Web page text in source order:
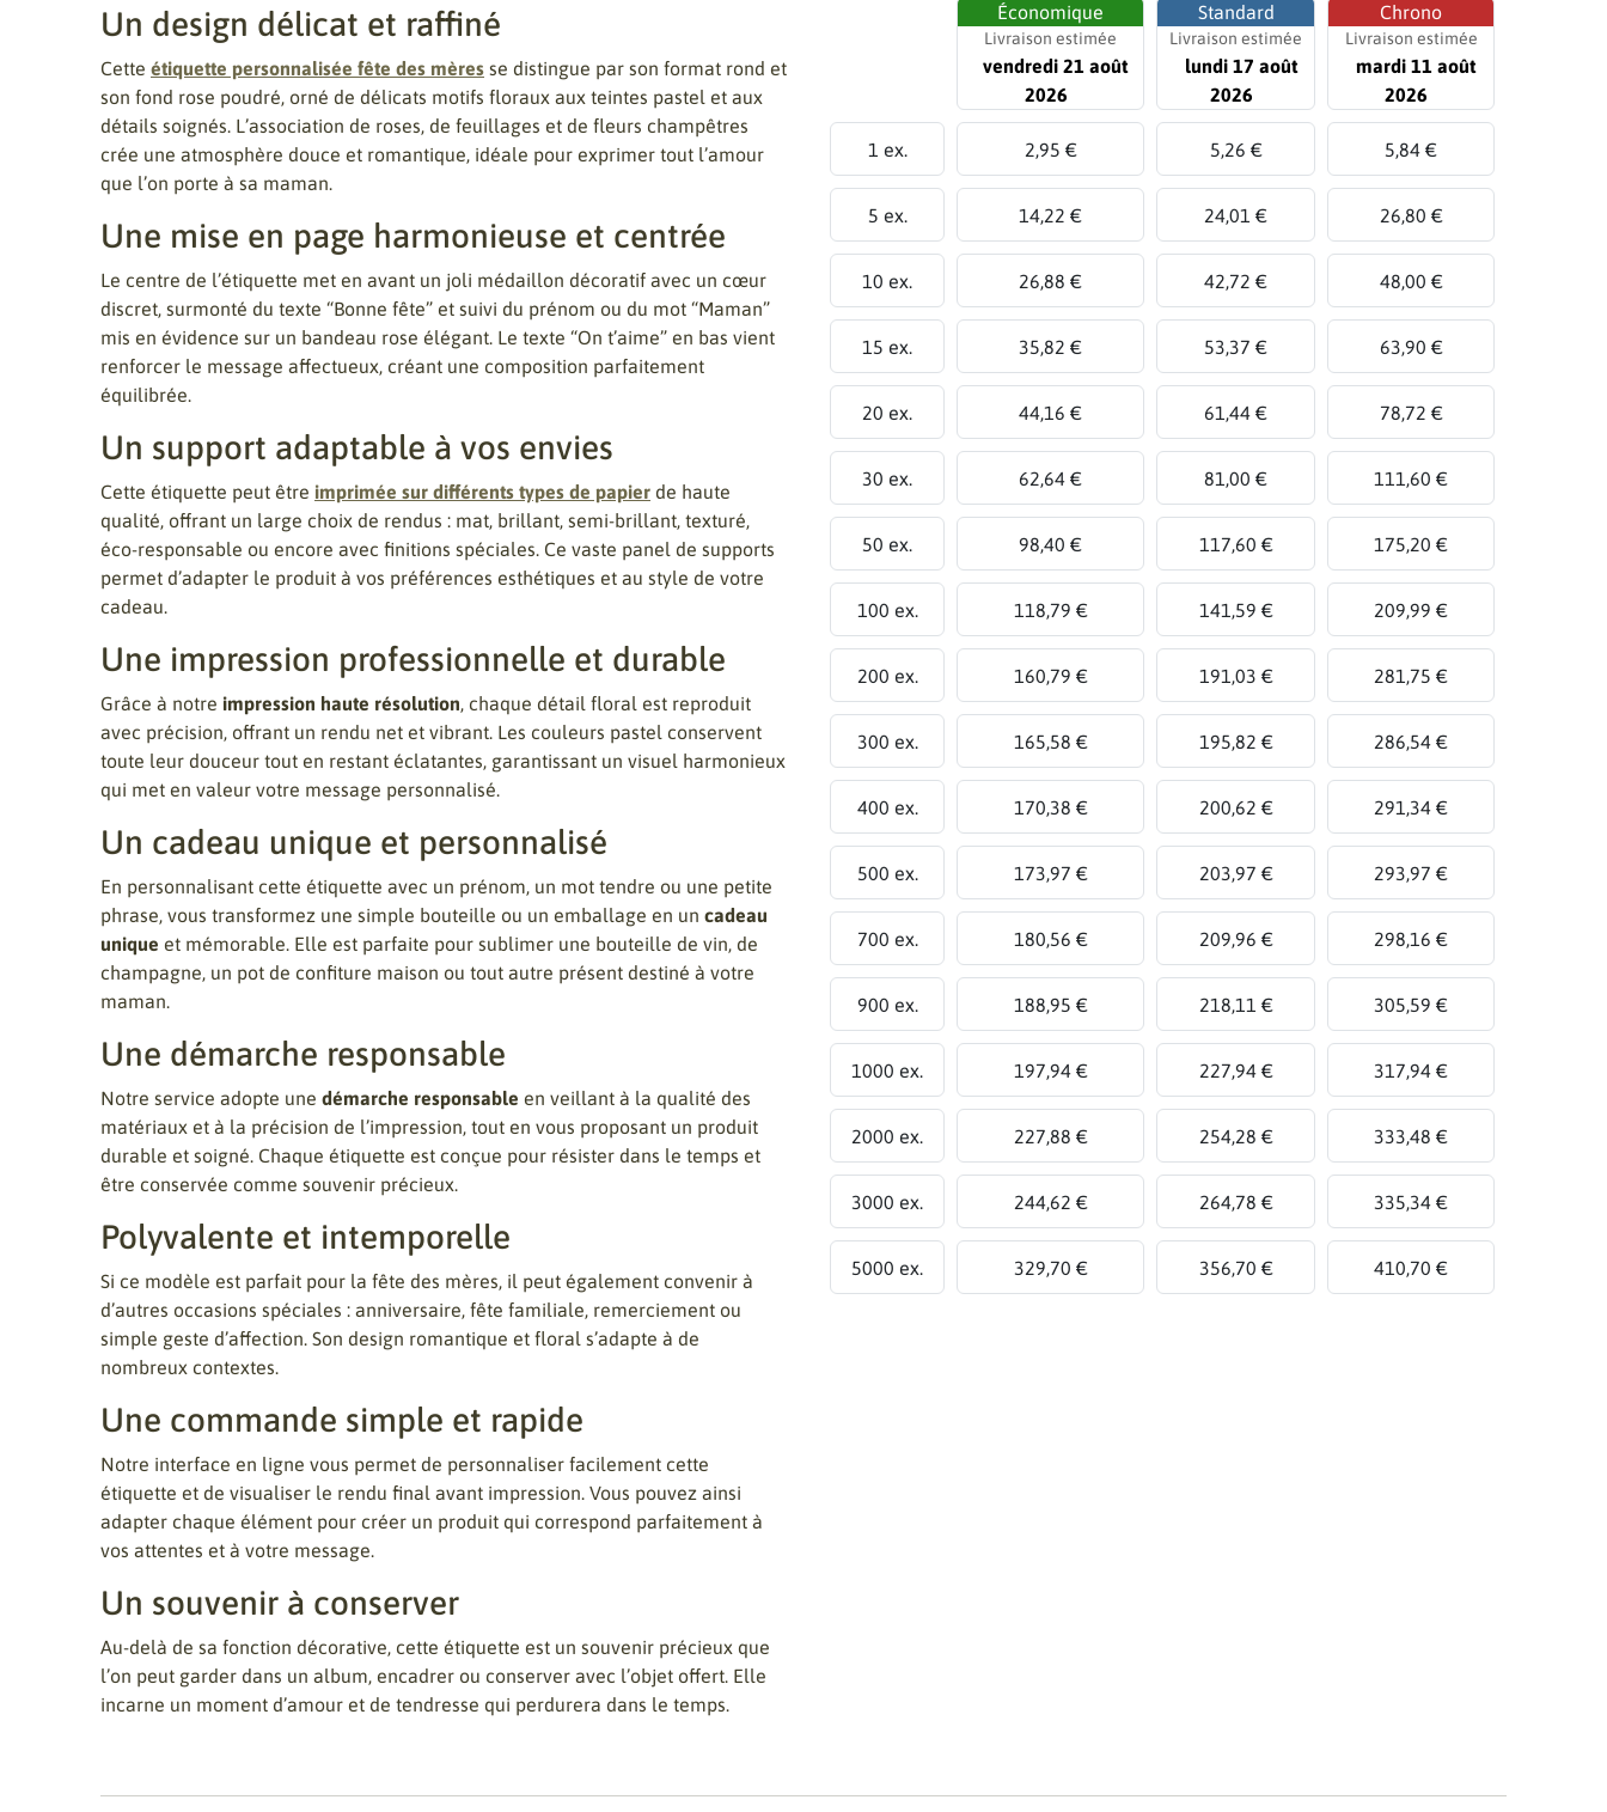
Un design délicat et raffiné
Cette étiquette personnalisée fête des mères se distingue par son format rond et
son fond rose poudré, orné de délicats motifs floraux aux teintes pastel et aux
détails soignés. L’association de roses, de feuillages et de fleurs champêtres
crée une atmosphère douce et romantique, idéale pour exprimer tout l’amour
que l’on porte à sa maman.
Une mise en page harmonieuse et centrée
Le centre de l’étiquette met en avant un joli médaillon décoratif avec un cœur
discret, surmonté du texte “Bonne fête” et suivi du prénom ou du mot “Maman”
mis en évidence sur un bandeau rose élégant. Le texte “On t’aime” en bas vient
renforcer le message affectueux, créant une composition parfaitement
équilibrée.
Un support adaptable à vos envies
Cette étiquette peut être imprimée sur différents types de papier de haute
qualité, offrant un large choix de rendus : mat, brillant, semi-brillant, texturé,
éco-responsable ou encore avec finitions spéciales. Ce vaste panel de supports
permet d’adapter le produit à vos préférences esthétiques et au style de votre
cadeau.
Une impression professionnelle et durable
Grâce à notre impression haute résolution, chaque détail floral est reproduit
avec précision, offrant un rendu net et vibrant. Les couleurs pastel conservent
toute leur douceur tout en restant éclatantes, garantissant un visuel harmonieux
qui met en valeur votre message personnalisé.
Un cadeau unique et personnalisé
En personnalisant cette étiquette avec un prénom, un mot tendre ou une petite
phrase, vous transformez une simple bouteille ou un emballage en un cadeau
unique et mémorable. Elle est parfaite pour sublimer une bouteille de vin, de
champagne, un pot de confiture maison ou tout autre présent destiné à votre
maman.
Une démarche responsable
Notre service adopte une démarche responsable en veillant à la qualité des
matériaux et à la précision de l’impression, tout en vous proposant un produit
durable et soigné. Chaque étiquette est conçue pour résister dans le temps et
être conservée comme souvenir précieux.
Polyvalente et intemporelle
Si ce modèle est parfait pour la fête des mères, il peut également convenir à
d’autres occasions spéciales : anniversaire, fête familiale, remerciement ou
simple geste d’affection. Son design romantique et floral s’adapte à de
nombreux contextes.
Une commande simple et rapide
Notre interface en ligne vous permet de personnaliser facilement cette
étiquette et de visualiser le rendu final avant impression. Vous pouvez ainsi
adapter chaque élément pour créer un produit qui correspond parfaitement à
vos attentes et à votre message.
Un souvenir à conserver
Au-delà de sa fonction décorative, cette étiquette est un souvenir précieux que
l’on peut garder dans un album, encadrer ou conserver avec l’objet offert. Elle
incarne un moment d’amour et de tendresse qui perdurera dans le temps.
Économique
Livraison estimée
vendredi 21 août
2026
Standard
Livraison estimée
lundi 17 août
2026
Chrono
Livraison estimée
mardi 11 août
2026
1 ex. 2,95 € 5,26 € 5,84 €
5 ex. 14,22 € 24,01 € 26,80 €
10 ex. 26,88 € 42,72 € 48,00 €
15 ex. 35,82 € 53,37 € 63,90 €
20 ex. 44,16 € 61,44 € 78,72 €
30 ex. 62,64 € 81,00 € 111,60 €
50 ex. 98,40 € 117,60 € 175,20 €
100 ex. 118,79 € 141,59 € 209,99 €
200 ex. 160,79 € 191,03 € 281,75 €
300 ex. 165,58 € 195,82 € 286,54 €
400 ex. 170,38 € 200,62 € 291,34 €
500 ex. 173,97 € 203,97 € 293,97 €
700 ex. 180,56 € 209,96 € 298,16 €
900 ex. 188,95 € 218,11 € 305,59 €
1000 ex. 197,94 € 227,94 € 317,94 €
2000 ex. 227,88 € 254,28 € 333,48 €
3000 ex. 244,62 € 264,78 € 335,34 €
5000 ex. 329,70 € 356,70 € 410,70 €